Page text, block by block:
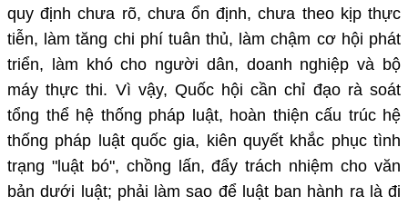
quy định chưa rõ, chưa ổn định, chưa theo kịp thực
tiễn, làm tăng chi phí tuân thủ, làm chậm cơ hội phát
triển, làm khó cho người dân, doanh nghiệp và bộ
máy thực thi. Vì vậy, Quốc hội cần chỉ đạo rà soát
tổng thể hệ thống pháp luật, hoàn thiện cấu trúc hệ
thống pháp luật quốc gia, kiên quyết khắc phục tình
trạng "luật bó", chồng lấn, đẩy trách nhiệm cho văn
bản dưới luật; phải làm sao để luật ban hành ra là đi